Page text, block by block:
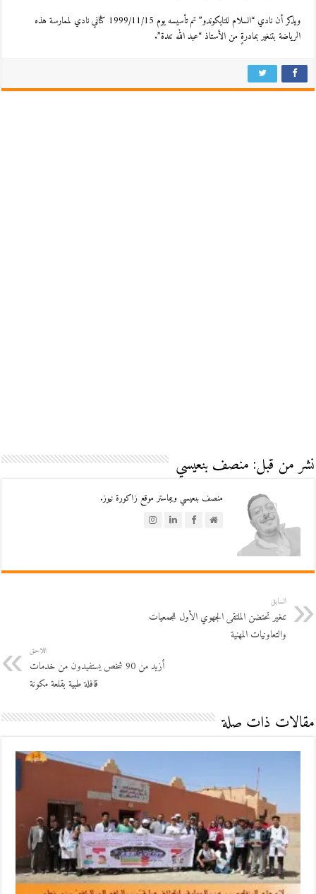
ويذكر أن نادي “السلام للتايكوندو” تم تأسيسه يوم 1999/11/15 كثاني نادي لممارسة هذه
الرياضة بتنغير بمادرةٍ من الأستاذ “عبد الله تندة”.
نشر من قبل: منصف بنعيسي
منصف بنعيسي ويبماستر موقع زاكورة نيوز.
السابق
تنغير تحتضن الملتقى الجهوي الأول للجمعيات
والتعاونيات المهنية
اللاحق
أزيد من 90 شخص يستفيدون من خدمات
قافلة طبية بقلعة مكونة
مقالات ذات صلة